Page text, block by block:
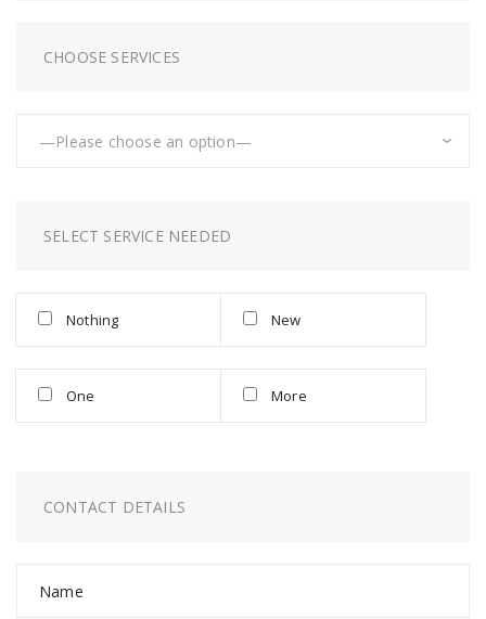
CHOOSE SERVICES
SELECT SERVICE NEEDED
Nothing New
One More
CONTACT DETAILS